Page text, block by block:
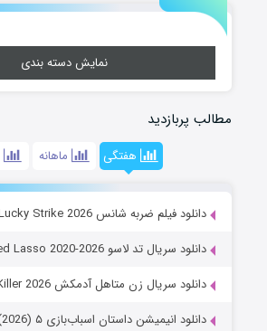
نمایش دسته بندی
مطالب پربازدید
هفتگی ماهانه
دانلود فیلم ضربه شانس Lucky Strike 2026
دانلود سریال تد لاسو Ted Lasso 2020-2026
دانلود سریال زن متاهل آدمکش A Bona Fide Killer 2026
دانلود انیمیشن داستان اسباب‌بازی ۵ Toy Story 5 (2026)